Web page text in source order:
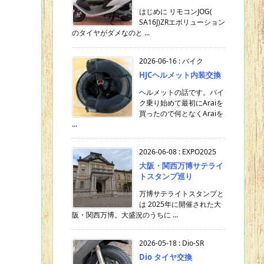
はじめに リモコンJOG(
SA16J)ZRエボリューション
のタイヤがダメなのと ...
2026-06-16 :バイク
HJCヘルメット内装交換
ヘルメットの話です。バイ
ク乗り始めて最初にAraiを
買ったので何となくAraiを
...
2026-06-08 : EXPO2025
大阪・関西万博サテライ
トスタンプ巡り
万博サテライトスタンプと
は 2025年に開催された大
阪・関西万博。大盛況のうちに ...
2026-05-18 : Dio-SR
Dio タイヤ交換